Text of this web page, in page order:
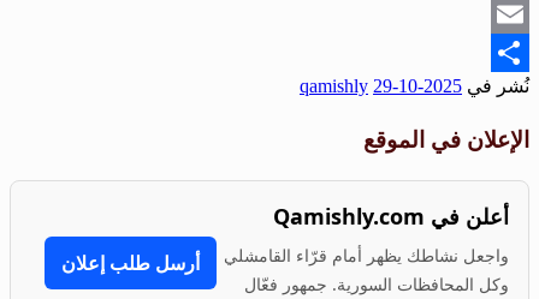
Snapchat
Email
Share
نُشر في 2025-10-29
qamishly
الإعلان في الموقع
أعلن في Qamishly.com
واجعل نشاطك يظهر أمام قرّاء القامشلي
وكل المحافظات السورية. جمهور فعّال
أرسل طلب إعلان